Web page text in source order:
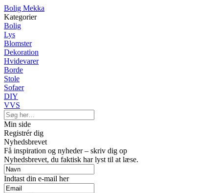
Bolig Mekka
Kategorier
Bolig
Lys
Blomster
Dekoration
Hvidevarer
Borde
Stole
Sofaer
DIY
VVS
Min side
Registrér dig
Nyhedsbrevet
Få inspiration og nyheder – skriv dig op
Nyhedsbrevet, du faktisk har lyst til at læse.
Indtast din e-mail her